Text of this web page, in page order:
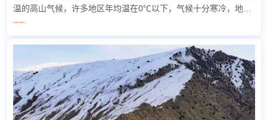
温的高山气候，许多地区年均温在0℃以下，气候十分寒冷，地表
荒芜。 两位女生在时间紧、任务重的情况下，二话不说放下家中
Learn more >